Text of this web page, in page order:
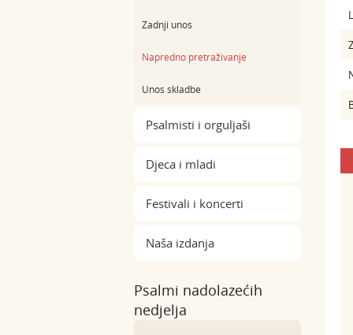
Zadnji unos
Napredno pretraživanje
Unos skladbe
Psalmisti i orguljaši
Djeca i mladi
Festivali i koncerti
Naša izdanja
Psalmi nadolazećih
nedjelja